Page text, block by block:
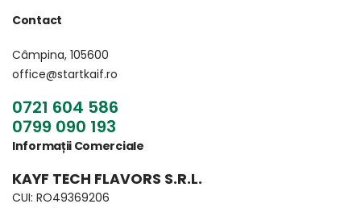
Contact
Câmpina, 105600
office@startkaif.ro
0721 604 586
0799 090 193
Informații Comerciale
KAYF TECH FLAVORS S.R.L.
CUI: RO49369206